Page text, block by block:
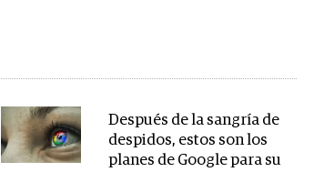
Después de la sangría de
despidos, estos son los
planes de Google para su